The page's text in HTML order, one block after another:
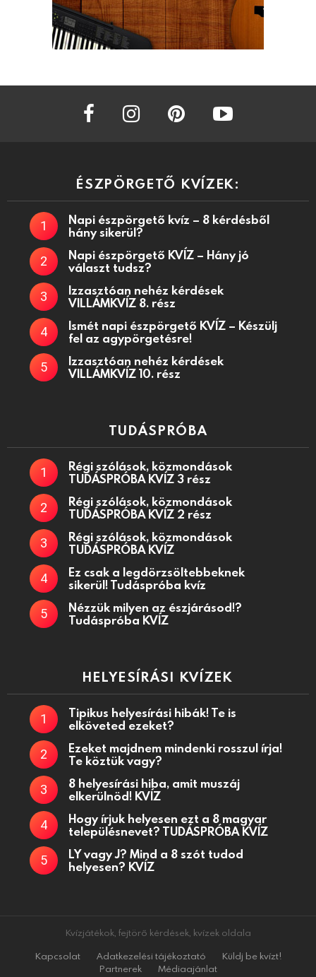
facebook instagram
ÉSZPÖRGETŐ KVÍZEK:
Napi észpörgető kvíz – 8 kérdésből
hány sikerül?
Napi észpörgető KVÍZ – Hány jó
választ tudsz?
Izzasztóan nehéz kérdések
VILLÁMKVÍZ 8. rész
Ismét napi észpörgető KVÍZ – Készülj
fel az agypörgetésre!
Izzasztóan nehéz kérdések
VILLÁMKVÍZ 10. rész
TUDÁSPRÓBA
Régi szólások, közmondások
TUDÁSPRÓBA KVÍZ 3 rész
Régi szólások, közmondások
TUDÁSPRÓBA KVÍZ 2 rész
Régi szólások, közmondások
TUDÁSPRÓBA KVÍZ
Ez csak a legdörzsöltebbeknek
sikerül! Tudáspróba kvíz
Nézzük milyen az észjárásod!?
Tudáspróba KVÍZ
HELYESÍRÁSI KVÍZEK
Tipikus helyesírási hibák! Te is
elköveted ezeket?
Ezeket majdnem mindenki rosszul írja!
Te köztük vagy?
8 helyesírási hiba, amit muszáj
elkerülnöd! KVÍZ
Hogy írjuk helyesen ezt a 8 magyar
településnevet? TUDÁSPRÓBA KVÍZ
LY vagy J? Mind a 8 szót tudod
helyesen? KVÍZ
Kvízjátékok, fejtörő kérdések, kvízek oldala
Kapcsolat
Adatkezelési tájékoztató
Küldj be kvízt!
Partnerek
Médiaajánlat